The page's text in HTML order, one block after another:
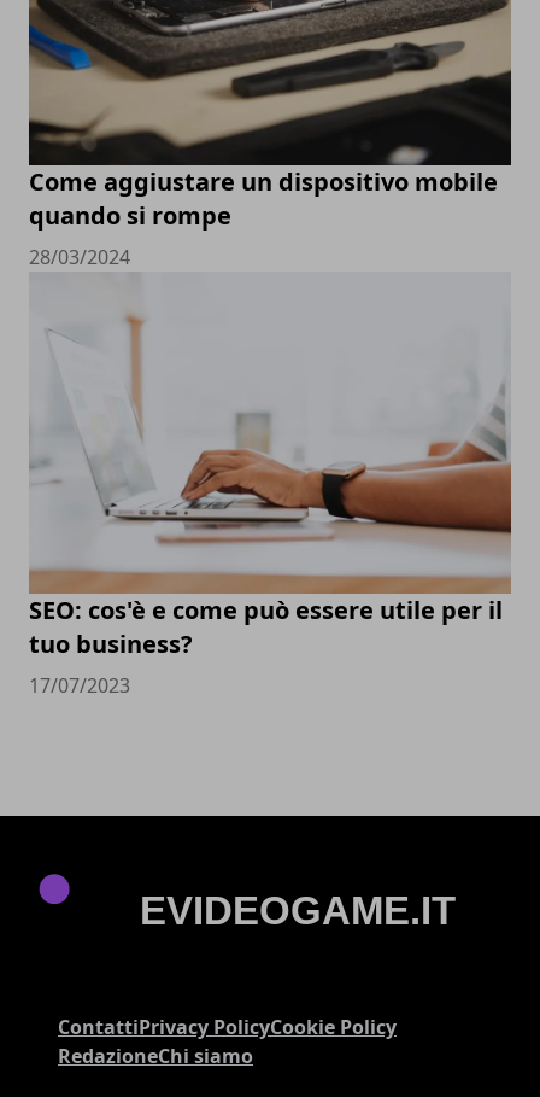
Come aggiustare un dispositivo mobile
quando si rompe
28/03/2024
SEO: cos'è e come può essere utile per il
tuo business?
17/07/2023
ContattiPrivacy PolicyCookie Policy
RedazioneChi siamo